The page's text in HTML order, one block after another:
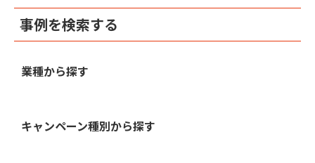
事例を検索する
業種から探す
キャンペーン種別から探す